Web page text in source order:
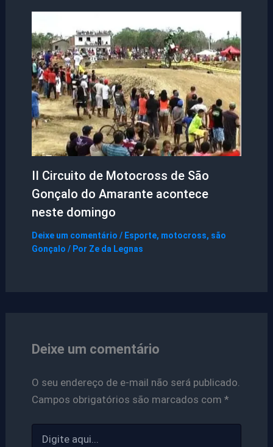
II Circuito de Motocross de São
Gonçalo do Amarante acontece
neste domingo
Deixe um comentário / Esporte, motocross, são
Gonçalo / Por Ze da Legnas
Deixe um comentário
O seu endereço de e-mail não será publicado.
Campos obrigatórios são marcados com *
aqui...